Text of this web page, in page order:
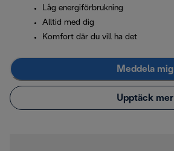
Låg energiförbrukning
Alltid med dig
Komfort där du vill ha det
Meddela mig
Upptäck mer